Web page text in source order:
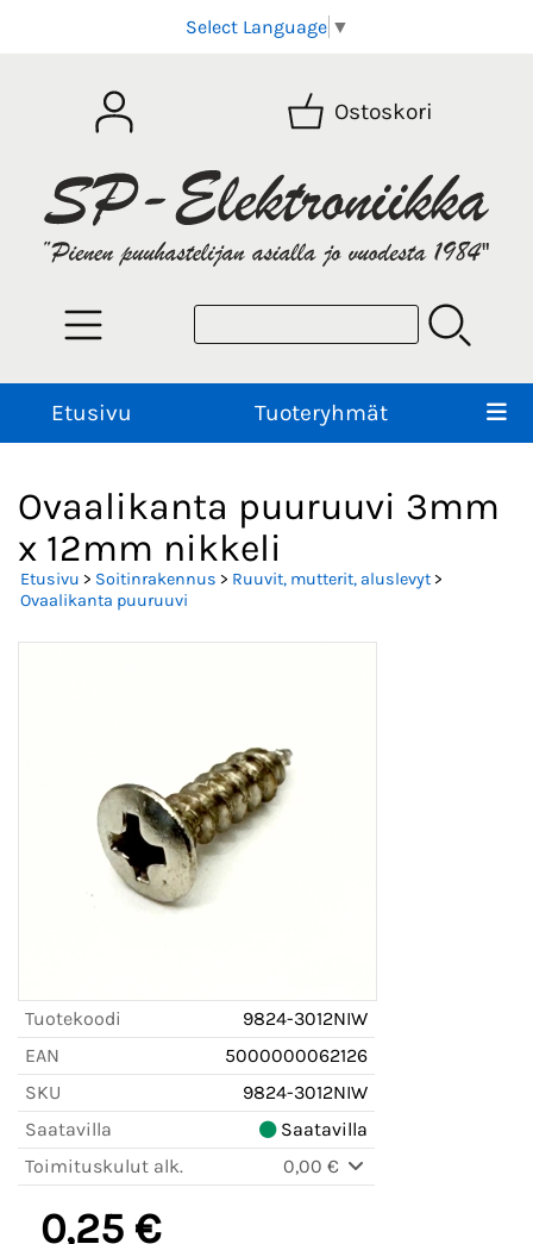
Select Language ▼
Ostoskori
Etusivu Tuoteryhmät
Ovaalikanta puuruuvi 3mm
x 12mm nikkeli
Etusivu > Soitinrakennus > Ruuvit, mutterit, aluslevyt>
Ovaalikanta puuruuvi
Tuotekoodi
9824-3012NIW
EAN
5000000062126
SKU
9824-3012NIW
Saatavilla
Saatavilla
Toimituskulut alk.
0,00 €
0,25 €